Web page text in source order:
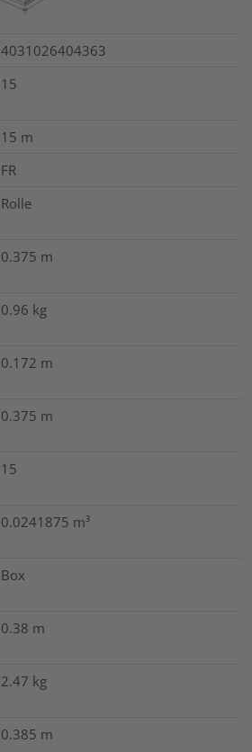
4031026404363
15
15 m
FR
Rolle
0.375 m
0.96 kg
0.172 m
0.375 m
15
0.0241875 m³
Box
0.38 m
2.47 kg
0.385 m